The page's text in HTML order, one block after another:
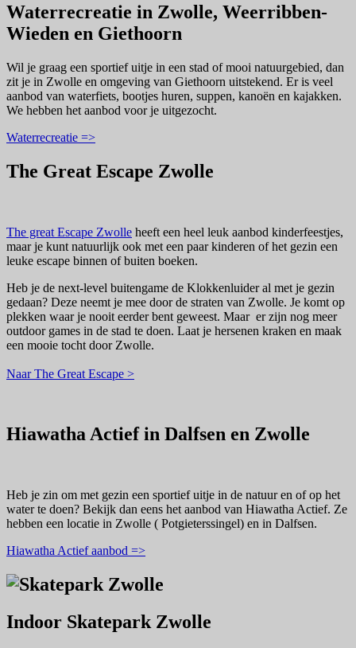
Waterrecreatie in Zwolle, Weerribben-
Wieden en Giethoorn
Wil je graag een sportief uitje in een stad of mooi natuurgebied, dan
zit je in Zwolle en omgeving van Giethoorn uitstekend. Er is veel
aanbod van waterfiets, bootjes huren, suppen, kanoën en kajakken.
We hebben het aanbod voor je uitgezocht.
Waterrecreatie =>
The Great Escape Zwolle
The great Escape Zwolle heeft een heel leuk aanbod kinderfeestjes,
maar je kunt natuurlijk ook met een paar kinderen of het gezin een
leuke escape binnen of buiten boeken.
Heb je de next-level buitengame de Klokkenluider al met je gezin
gedaan? Deze neemt je mee door de straten van Zwolle. Je komt op
plekken waar je nooit eerder bent geweest. Maar er zijn nog meer
outdoor games in de stad te doen. Laat je hersenen kraken en maak
een mooie tocht door Zwolle.
Naar The Great Escape >
Hiawatha Actief in Dalfsen en Zwolle
Heb je zin om met gezin een sportief uitje in de natuur en of op het
water te doen? Bekijk dan eens het aanbod van Hiawatha Actief. Ze
hebben een locatie in Zwolle ( Potgieterssingel) en in Dalfsen.
Hiawatha Actief aanbod =>
Indoor Skatepark Zwolle